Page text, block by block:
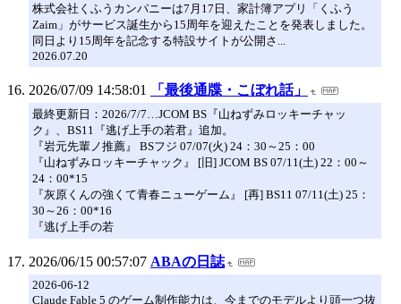
株式会社くふうカンパニーは7月17日、家計簿アプリ「くふう
Zaim」がサービス誕生から15周年を迎えたことを発表しました。
同日より15周年を記念する特設サイトが公開さ...
2026.07.20
2026/07/09 14:58:01 「最後通牒・こぼれ話」
最終更新日：2026/7/7…JCOM BS『山ねずみロッキーチャッ
ク』、BS11『逃げ上手の若君』追加。
『岩元先輩ノ推薦』 BSフジ 07/07(火) 24：30～25：00
『山ねずみロッキーチャック』 [旧] JCOM BS 07/11(土) 22：00～
24：00*15
『灰原くんの強くて青春ニューゲーム』 [再] BS11 07/11(土) 25：
30～26：00*16
『逃げ上手の若
2026/06/15 00:57:07 ABAの日誌
2026-06-12
Claude Fable 5 のゲーム制作能力は、今までのモデルより頭一つ抜